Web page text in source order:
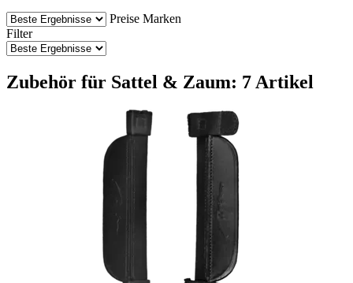
Preise Marken
Filter
Zubehör für Sattel & Zaum: 7 Artikel